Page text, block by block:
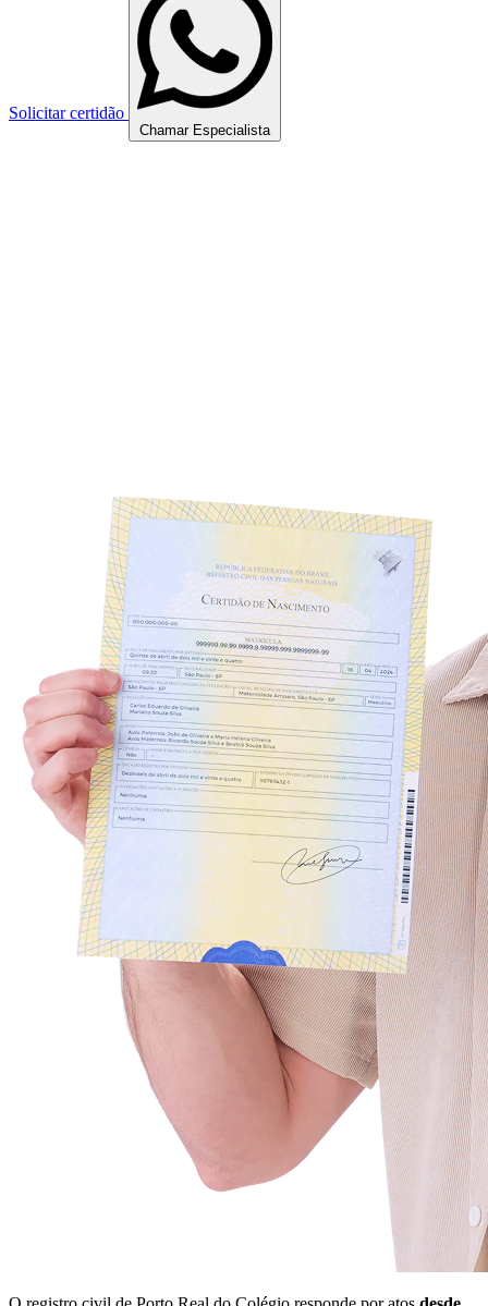
Solicitar certidão
Chamar Especialista